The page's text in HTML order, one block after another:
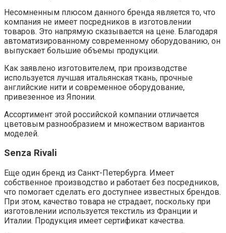
Несомненным плюсом данного бренда является то, что
компания не имеет посредников в изготовлении
товаров. Это напрямую сказывается на цене. Благодаря
автоматизированному современному оборудованию, он
выпускает большие объемы продукции.
Как заявлено изготовителем, при производстве
используется лучшая итальянская ткань, прочные
английские нити и современное оборудование,
привезенное из Японии.
Ассортимент этой российской компании отличается
цветовым разнообразием и множеством вариантов
моделей.
Senza Rivali
Еще один бренд из Санкт-Петербурга. Имеет
собственное производство и работает без посредников,
что помогает сделать его доступнее известных брендов.
При этом, качество товара не страдает, поскольку при
изготовлении используется текстиль из Франции и
Италии. Продукция имеет сертификат качества.